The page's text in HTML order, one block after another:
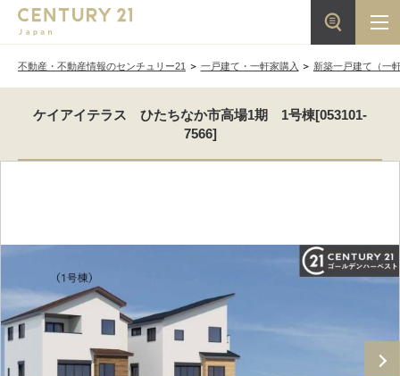
不動産・不動産情報のセンチュリー21 一戸建て・一軒家購入 新築一戸建て（一
ケイアイテラス ひたちなか市高場1期 1号棟[053101-
7566]